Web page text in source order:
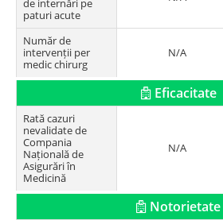
de internări pe
paturi acute
Număr de
intervenții per
medic chirurg
N/A
Eficacitate
Rată cazuri
nevalidate de
Compania
Națională de
Asigurări în
Medicină
N/A
Notorietate